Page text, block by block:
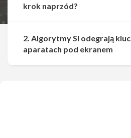
Udostępnij
krok naprzód?
2. Algorytmy SI odegrają
aparatach pod ekranem